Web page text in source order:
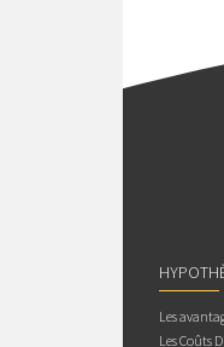
Les
Les Coûts